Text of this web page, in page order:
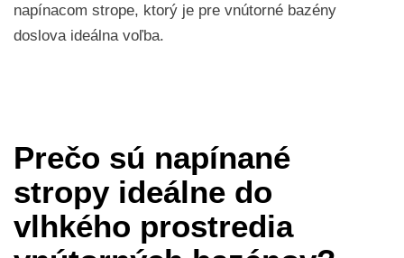
napínacom strope, ktorý je pre vnútorné bazény
doslova ideálna voľba.
Prečo sú napínané
stropy ideálne do
vlhkého prostredia